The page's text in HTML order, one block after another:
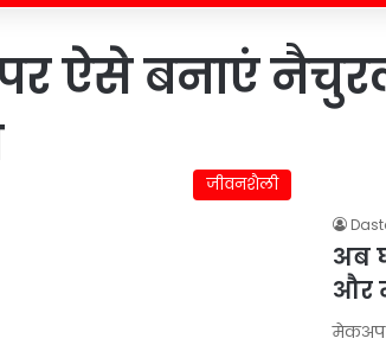
ऐसे बनाएं
जीवनशैली
अब
और
मेकअप